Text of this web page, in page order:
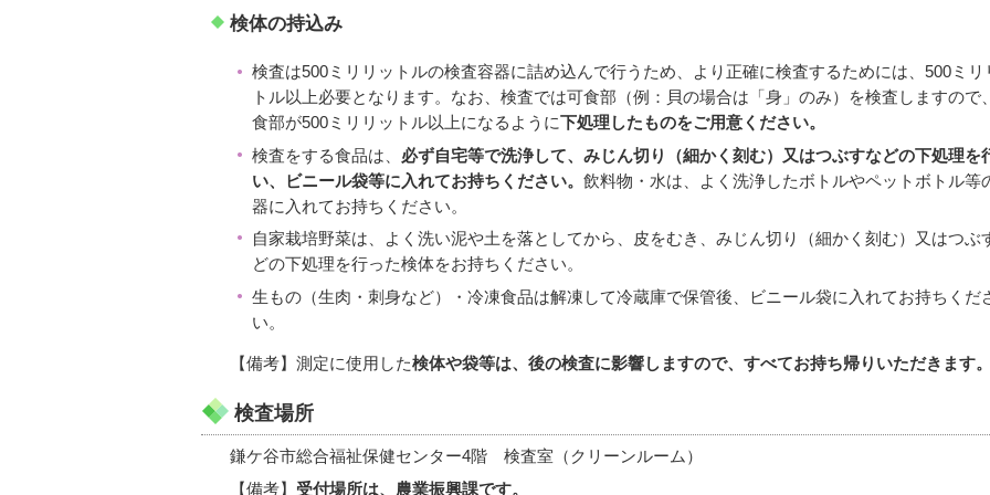
検体の持込み
検査は500ミリリットルの検査容器に詰め込んで行うため、より正確に検査するためには、500ミリ
トル以上必要となります。なお、検査では可食部（例：貝の場合は「身」のみ）を検査しますので
食部が500ミリリットル以上になるように下処理したものをご用意ください。
検査をする食品は、 必ず自宅等で洗浄して、みじん切り（細かく刻む）又はつぶすなどの下処理を
い、ビニール袋等に入れてお持ちください。 飲料物・水は、よく洗浄したボトルやペットボトル等
器に入れてお持ちください。
自家栽培野菜は、よく洗い泥や土を落としてから、皮をむき、みじん切り（細かく刻む）又はつぶ
どの下処理を行った検体をお持ちください。
生もの（生肉・刺身など）・冷凍食品は解凍して冷蔵庫で保管後、ビニール袋に入れてお持ちくだ
い。
【備考】測定に使用した検体や袋等は、後の検査に影響しますので、すべてお持ち帰りいただきます。
検査場所
鎌ケ谷市総合福祉保健センター4階 検査室（クリーンルーム）
【備考】 受付場所は、農業振興課です。